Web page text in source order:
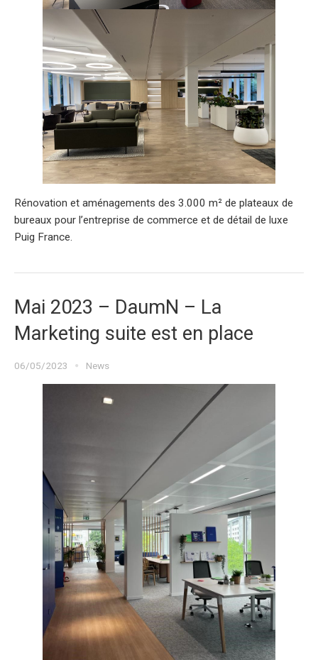
Rénovation et aménagements des 3.000 m² de plateaux de
bureaux pour l’entreprise de commerce et de détail de luxe
Puig France.
Mai 2023 – DaumN – La
Marketing suite est en place
06/05/2023 News